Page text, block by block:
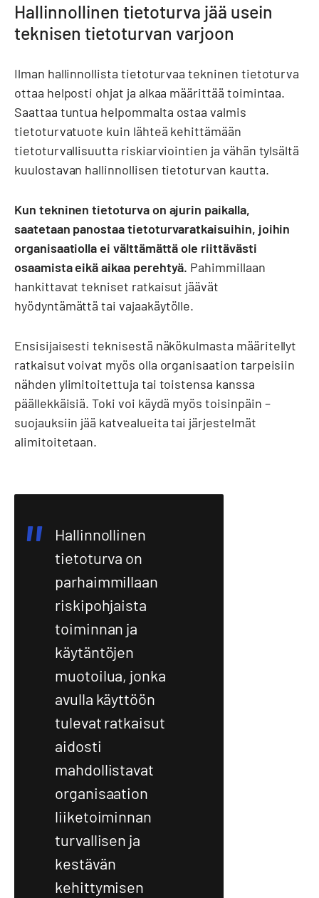
Hallinnollinen tietoturva jää usein
teknisen tietoturvan varjoon
Ilman hallinnollista tietoturvaa tekninen tietoturva
ottaa helposti ohjat ja alkaa määrittää toimintaa.
Saattaa tuntua helpommalta ostaa valmis
tietoturvatuote kuin lähteä kehittämään
tietoturvallisuutta riskiarviointien ja vähän tylsältä
kuulostavan hallinnollisen tietoturvan kautta.
Kun tekninen tietoturva on ajurin paikalla,
saatetaan panostaa tietoturvaratkaisuihin, joihin
organisaatiolla ei välttämättä ole riittävästi
osaamista eikä aikaa perehtyä. Pahimmillaan
hankittavat tekniset ratkaisut jäävät
hyödyntämättä tai vajaakäytölle.
Ensisijaisesti teknisestä näkökulmasta määritellyt
ratkaisut voivat myös olla organisaation tarpeisiin
nähden ylimitoitettuja tai toistensa kanssa
päällekkäisiä. Toki voi käydä myös toisinpäin –
suojauksiin jää katvealueita tai järjestelmät
alimitoitetaan.
Hallinnollinen
tietoturva on
parhaimmillaan
riskipohjaista
toiminnan ja
käytäntöjen
muotoilua, jonka
avulla käyttöön
tulevat ratkaisut
aidosti
mahdollistavat
organisaation
liiketoiminnan
turvallisen ja
kestävän
kehittymisen